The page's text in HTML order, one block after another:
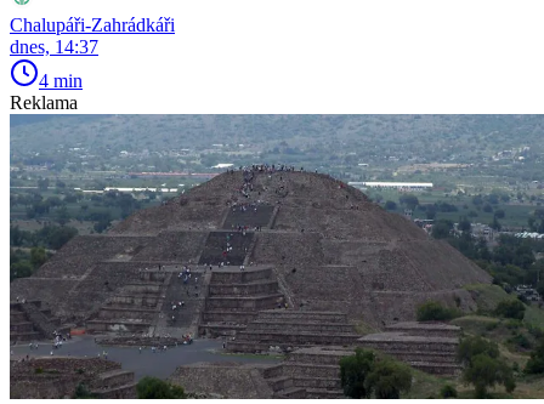
Chalupáři-Zahrádkáři
dnes, 14:37
4 min
Reklama